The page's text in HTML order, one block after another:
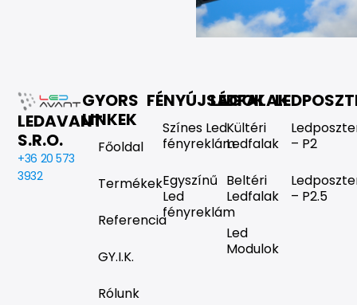
LEDAVANT
S.R.O.
+36 20 573
3932
GYORS
LINKEK
Főoldal
Termékek
Referencia
GY.I.K.
Rólunk
FÉNYÚJSÁGOK
Színes Led
fényreklám
Egyszínű
Led
fényreklám
LEDFALAK
Kültéri
Ledfalak
Beltéri
Ledfalak
Led
Modulok
– P2
– P2.5